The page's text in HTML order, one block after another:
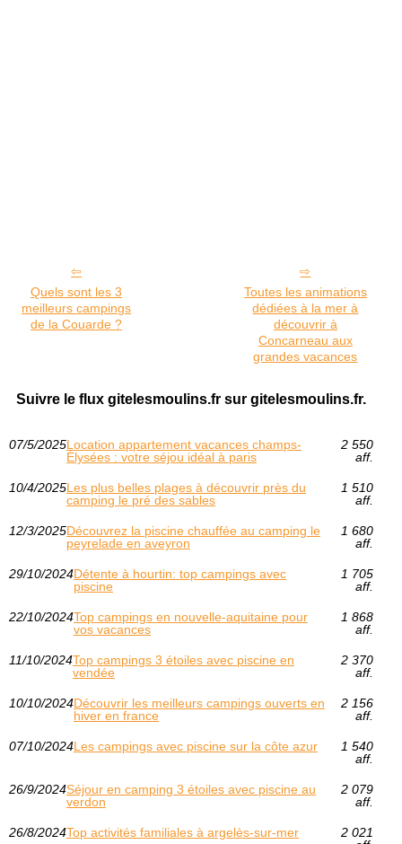
Quels sont les 3
meilleurs campings
de la Couarde ?
Toutes les animations
dédiées à la mer à
découvrir à
Concarneau aux
grandes vacances
Suivre le flux gitelesmoulins.fr sur gitelesmoulins.fr.
07/5/2025Location appartement vacances champs-
Élysées : votre séjou idéal à paris
2 550
aff.
10/4/2025Les plus belles plages à découvrir près du
camping le pré des sables
1 510
aff.
12/3/2025Découvrez la piscine chauffée au camping le
peyrelade en aveyron
1 680
aff.
29/10/2024Détente à hourtin: top campings avec
piscine
1 705
aff.
22/10/2024Top campings en nouvelle-aquitaine pour
vos vacances
1 868
aff.
11/10/2024Top campings 3 étoiles avec piscine en
vendée
2 370
aff.
10/10/2024Découvrir les meilleurs campings ouverts en
hiver en france
2 156
aff.
07/10/2024Les campings avec piscine sur la côte azur
1 540
aff.
26/9/2024Séjour en camping 3 étoiles avec piscine au
verdon
2 079
aff.
26/8/2024Top activités familiales à argelès-sur-mer
2 021